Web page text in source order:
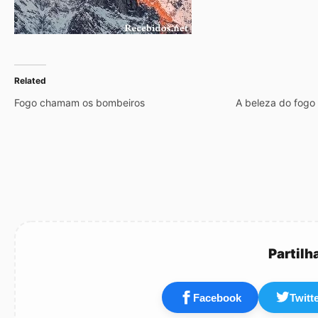
Related
Fogo chamam os bombeiros A beleza do fogo
Facebook